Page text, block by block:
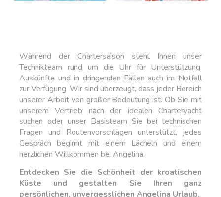
Während der Chartersaison steht Ihnen unser
Technikteam rund um die Uhr für Unterstützung,
Auskünfte und in dringenden Fällen auch im Notfall
zur Verfügung. Wir sind überzeugt, dass jeder Bereich
unserer Arbeit von großer Bedeutung ist. Ob Sie mit
unserem Vertrieb nach der idealen Charteryacht
suchen oder unser Basisteam Sie bei technischen
Fragen und Routenvorschlägen unterstützt, jedes
Gespräch beginnt mit einem Lächeln und einem
herzlichen Willkommen bei Angelina.
Entdecken Sie die Schönheit der kroatischen
Küste und gestalten Sie Ihren ganz
persönlichen, unvergesslichen Angelina Urlaub.